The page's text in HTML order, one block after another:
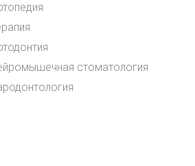
стоматология